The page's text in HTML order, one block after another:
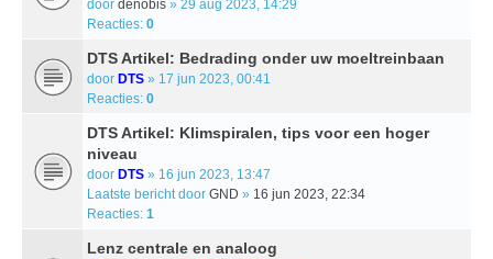
door denobis » 29 aug 2023, 14:29
Reacties: 0
DTS Artikel: Bedrading onder uw moeltreinbaan
door DTS » 17 jun 2023, 00:41
Reacties: 0
DTS Artikel: Klimspiralen, tips voor een hoger
niveau
door DTS » 16 jun 2023, 13:47
Laatste bericht door GND » 16 jun 2023, 22:34
Reacties: 1
Lenz centrale en analoog